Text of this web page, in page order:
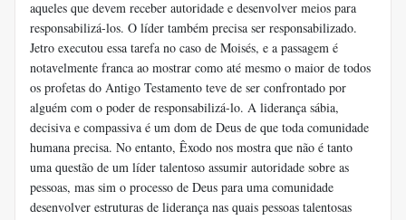
aqueles que devem receber autoridade e desenvolver meios para
responsabilizá-los. O líder também precisa ser responsabilizado.
Jetro executou essa tarefa no caso de Moisés, e a passagem é
notavelmente franca ao mostrar como até mesmo o maior de todos
os profetas do Antigo Testamento teve de ser confrontado por
alguém com o poder de responsabilizá-lo. A liderança sábia,
decisiva e compassiva é um dom de Deus de que toda comunidade
humana precisa. No entanto, Êxodo nos mostra que não é tanto
uma questão de um líder talentoso assumir autoridade sobre as
pessoas, mas sim o processo de Deus para uma comunidade
desenvolver estruturas de liderança nas quais pessoas talentosas